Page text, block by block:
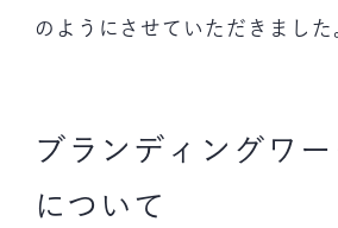
のようにさせていただきました
ブランディングワ
について